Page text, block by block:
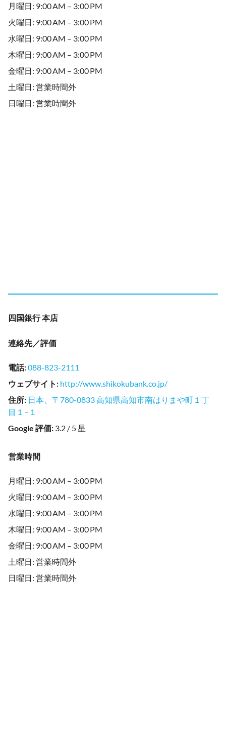
月曜日: 9:00 AM – 3:00 PM
火曜日: 9:00 AM – 3:00 PM
水曜日: 9:00 AM – 3:00 PM
木曜日: 9:00 AM – 3:00 PM
金曜日: 9:00 AM – 3:00 PM
土曜日: 営業時間外
日曜日: 営業時間外
四国銀行 本店
連絡先／評価
電話:088-823-2111
ウェブサイト : http://www.shikokubank.co.jp/
住所: 日本、〒780-0833 高知県高知市南はりまや町１丁
目１−１
Google 評価: 3.2 / 5 星
営業時間
月曜日: 9:00 AM – 3:00 PM
火曜日: 9:00 AM – 3:00 PM
水曜日: 9:00 AM – 3:00 PM
木曜日: 9:00 AM – 3:00 PM
金曜日: 9:00 AM – 3:00 PM
土曜日: 営業時間外
日曜日: 営業時間外